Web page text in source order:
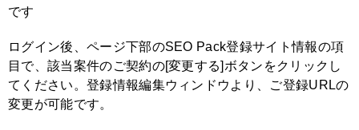
です
ログイン後、ページ下部のSEO Pack登録サイト情報の項
目で、該当案件のご契約の[変更する]ボタンをクリックし
てください。登録情報編集ウィンドウより、ご登録URLの
変更が可能です。